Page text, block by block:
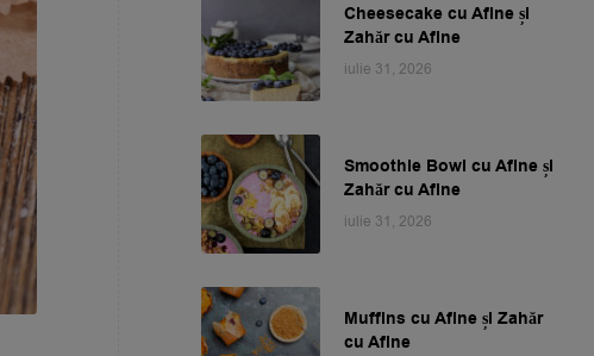
Cheesecake cu Afine și
Zahăr cu Afine
iulie 31, 2026
Smoothie Bowl cu Afine și
Zahăr cu Afine
iulie 31, 2026
Muffins cu Afine și Zahăr
cu Afine